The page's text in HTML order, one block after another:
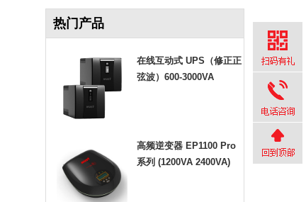
热门产品
在线互动式 UPS（修正正
弦波）600-3000VA
高频逆变器 EP1100 Pro
系列 (1200VA 2400VA)